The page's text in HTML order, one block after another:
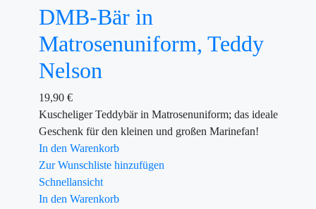
DMB-Bär in
Matrosenuniform, Teddy
Nelson
19,90 €
Kuscheliger Teddybär in Matrosenuniform; das ideale
Geschenk für den kleinen und großen Marinefan!
In den Warenkorb
Zur Wunschliste hinzufügen
Schnellansicht
In den Warenkorb